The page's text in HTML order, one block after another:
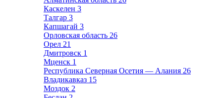
Каскелен 3
Талгар 3
Капшагай 3
Орловская область 26
Орел 21
Дмитровск 1
Мценск 1
Республика Северная Осетия — Алания 26
Владикавказ 15
Моздок 2